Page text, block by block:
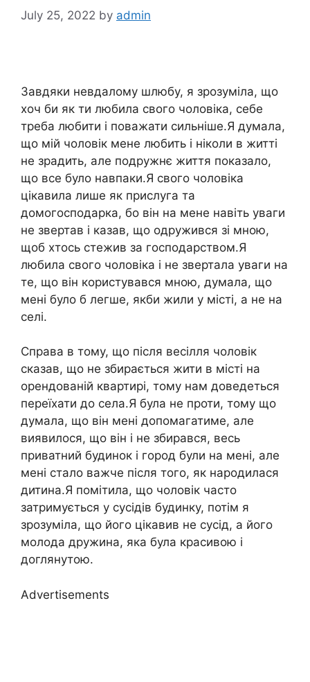
July 25, 2022 by admin
Завдяки невдалому шлюбу, я зрозуміла, що
хоч би як ти любила свого чоловіка, себе
треба любити і поважати сильніше.Я думала,
що мій чоловік мене любить і ніколи в житті
не зрадить, але подружнє життя показало,
що все було навпаки.Я свого чоловіка
цікавила лише як прислуга та
домогосподарка, бо він на мене навіть уваги
не звертав і казав, що одружився зі мною,
щоб хтось стежив за господарством.Я
любила свого чоловіка і не звертала уваги на
те, що він користувався мною, думала, що
мені було б легше, якби жили у місті, а не на
селі.
Справа в тому, що після весілля чоловік
сказав, що не збирається жити в місті на
орендованій квартирі, тому нам доведеться
переїхати до села.Я була не проти, тому що
думала, що він мені допомагатиме, але
виявилося, що він і не збирався, весь
приватний будинок і город були на мені, але
мені стало важче після того, як народилася
дитина.Я помітила, що чоловік часто
затримується у сусідів будинку, потім я
зрозуміла, що його цікавив не сусід, а його
молода дружина, яка була красивою і
доглянутою.
Advertisements